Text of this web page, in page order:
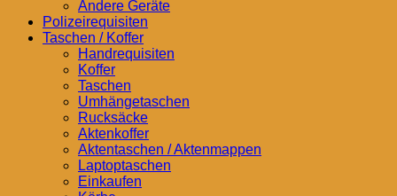
Andere Geräte
Polizeirequisiten
Taschen / Koffer
Handrequisiten
Koffer
Taschen
Umhängetaschen
Rucksäcke
Aktenkoffer
Aktentaschen / Aktenmappen
Laptoptaschen
Einkaufen